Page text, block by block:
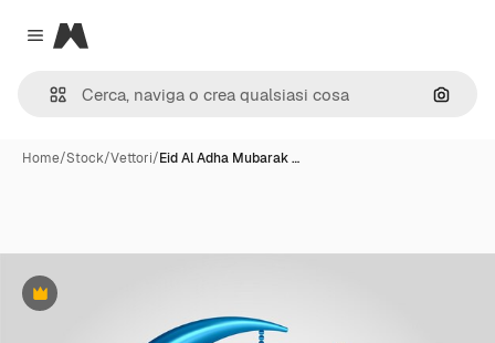
Close menu
Magnific
Cerca
Home/Stock/Vettori/Eid Al Adha Mubarak …
Premium